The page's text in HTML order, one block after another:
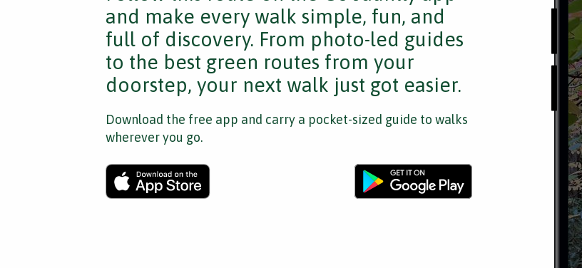
and make every walk simple, fun, and
full of discovery. From photo-led guides
to the best green routes from your
doorstep, your next walk just got easier.
Download the free app and carry a pocket-sized guide to walks
wherever you go.